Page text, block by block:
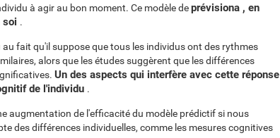
à agir au bon moment. Ce modèle deprévisiona , en
soi .
au fait qu'il suppose que tous les individus ont des rythmes
alors que les études suggèrent que les différences
Un des aspects qui interfère avec cette réponse
de l'individu .
augmentation de l'efficacité du modèle prédictif si nous
des différences individuelles, comme les mesures cognitives